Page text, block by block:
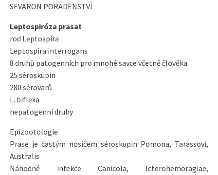
SEVARON PORADENSTVÍ
Leptospiróza prasat
rod Leptospira
Leptospira interrogans
8 druhů patogenních pro mnohé savce včetně člověka
25 séroskupin
280 sérovarů
L. biflexa
nepatogenní druhy
Epizootologie
Prase je častým nosičem séroskupin Pomona, Tarassovi,
Australis
Náhodné infekce Canicola, Icterohemoragiae,